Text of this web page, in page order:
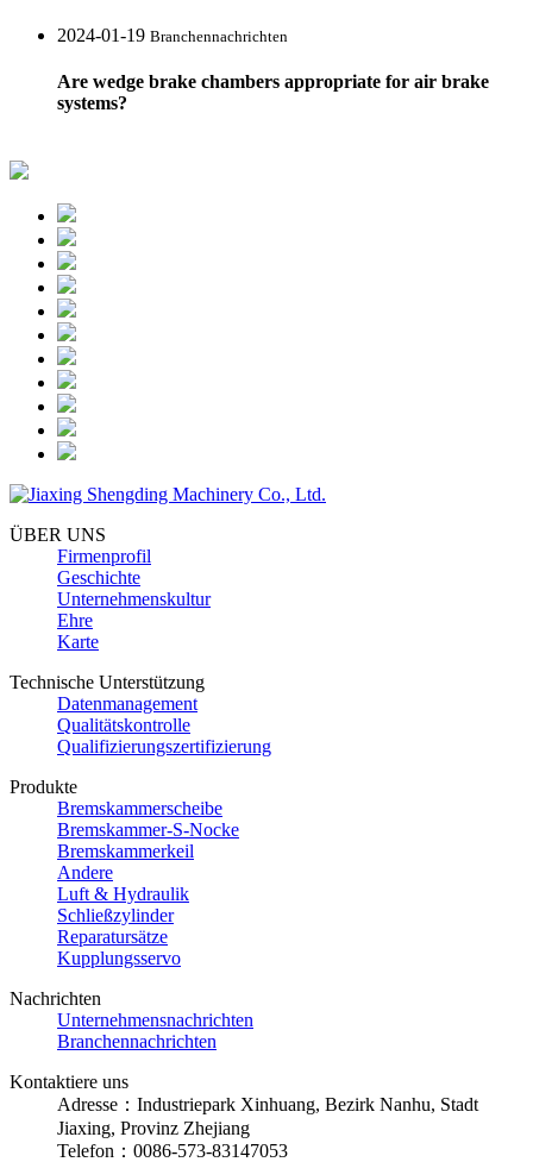
2024-01-19 Branchennachrichten
Are wedge brake chambers appropriate for air brake
systems?
ÜBER UNS
Firmenprofil
Geschichte
Unternehmenskultur
Ehre
Karte
Technische Unterstützung
Datenmanagement
Qualitätskontrolle
Qualifizierungszertifizierung
Produkte
Bremskammerscheibe
Bremskammer-S-Nocke
Bremskammerkeil
Andere
Luft & Hydraulik
Schließzylinder
Reparatursätze
Kupplungsservo
Nachrichten
Unternehmensnachrichten
Branchennachrichten
Kontaktiere uns
Adresse：Industriepark Xinhuang, Bezirk Nanhu, Stadt
Jiaxing, Provinz Zhejiang
Telefon：0086-573-83147053